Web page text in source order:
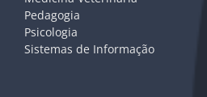
Pedagogia
Psicologia
Sistemas de Informação